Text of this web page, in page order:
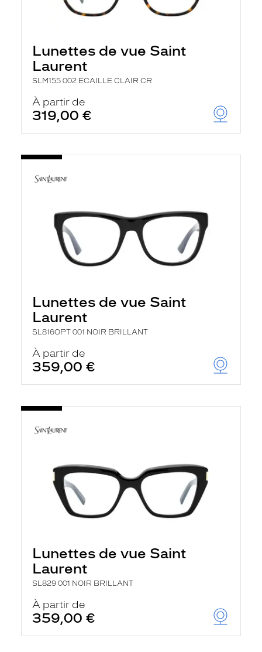
Lunettes de vue Saint
Laurent
SLM155 002 ECAILLE CLAIR CR
À partir de
319,00 €
Lunettes de vue Saint
Laurent
SL816OPT 001 NOIR BRILLANT
À partir de
359,00 €
Lunettes de vue Saint
Laurent
SL829 001 NOIR BRILLANT
À partir de
359,00 €